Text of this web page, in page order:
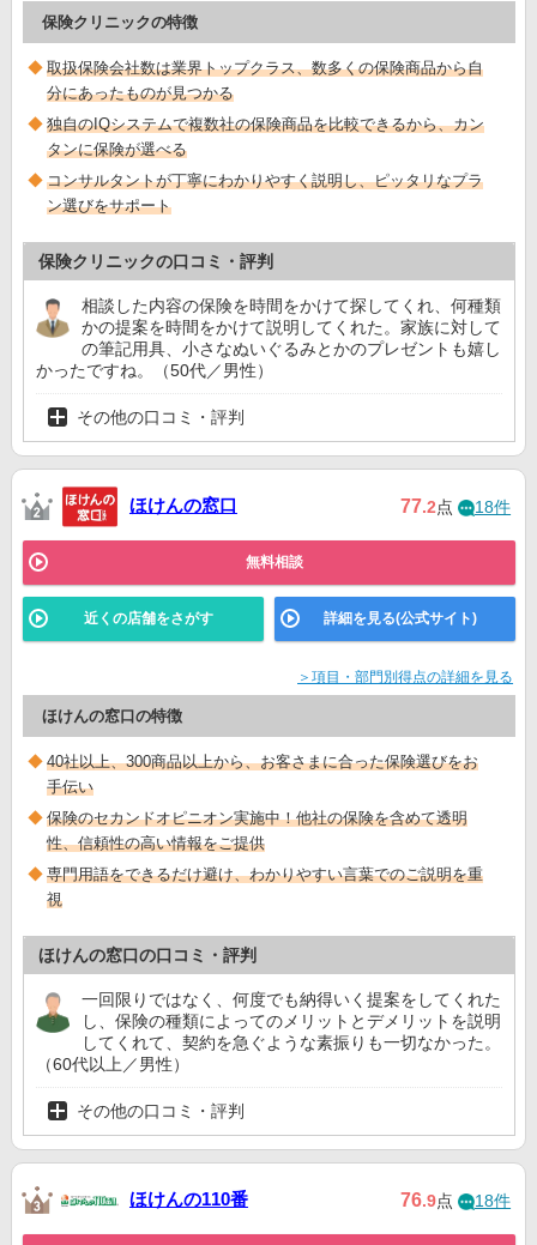
保険クリニックの特徴
取扱保険会社数は業界トップクラス、数多くの保険商品から自
分にあったものが見つかる
独自のIQシステムで複数社の保険商品を比較できるから、カン
タンに保険が選べる
コンサルタントが丁寧にわかりやすく説明し、ピッタリなプラ
ン選びをサポート
保険クリニックの口コミ・評判
相談した内容の保険を時間をかけて探してくれ、何種類
かの提案を時間をかけて説明してくれた。家族に対して
の筆記用具、小さなぬいぐるみとかのプレゼントも嬉し
かったですね。（50代／男性）
その他の口コミ・評判
ほけんの窓口 77.2点 18件
無料相談
近くの店舗をさがす 詳細を見る(公式サイト)
＞項目・部門別得点の詳細を見る
ほけんの窓口の特徴
40社以上、300商品以上から、お客さまに合った保険選びをお
手伝い
保険のセカンドオピニオン実施中！他社の保険を含めて透明
性、信頼性の高い情報をご提供
専門用語をできるだけ避け、わかりやすい言葉でのご説明を重
視
ほけんの窓口の口コミ・評判
一回限りではなく、何度でも納得いく提案をしてくれた
し、保険の種類によってのメリットとデメリットを説明
してくれて、契約を急ぐような素振りも一切なかった。
（60代以上／男性）
その他の口コミ・評判
ほけんの110番 76.9点 18件